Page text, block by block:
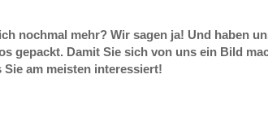
nochmal mehr? Wir sagen ja! Und haben
gepackt. Damit Sie sich von uns ein Bild
am meisten interessiert!